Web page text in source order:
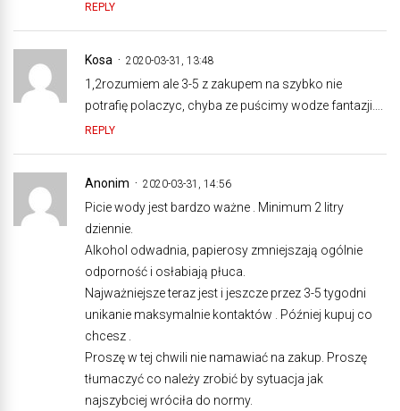
REPLY
Kosa 2020-03-31, 13:48
1,2rozumiem ale 3-5 z zakupem na szybko nie
potrafię polaczyc, chyba ze puścimy wodze fantazji….
REPLY
Anonim 2020-03-31, 14:56
Picie wody jest bardzo ważne . Minimum 2 litry
dziennie.
Alkohol odwadnia, papierosy zmniejszają ogólnie
odporność i osłabiają płuca.
Najważniejsze teraz jest i jeszcze przez 3-5 tygodni
unikanie maksymalnie kontaktów . Później kupuj co
chcesz .
Proszę w tej chwili nie namawiać na zakup. Proszę
tłumaczyć co należy zrobić by sytuacja jak
najszybciej wróciła do normy.